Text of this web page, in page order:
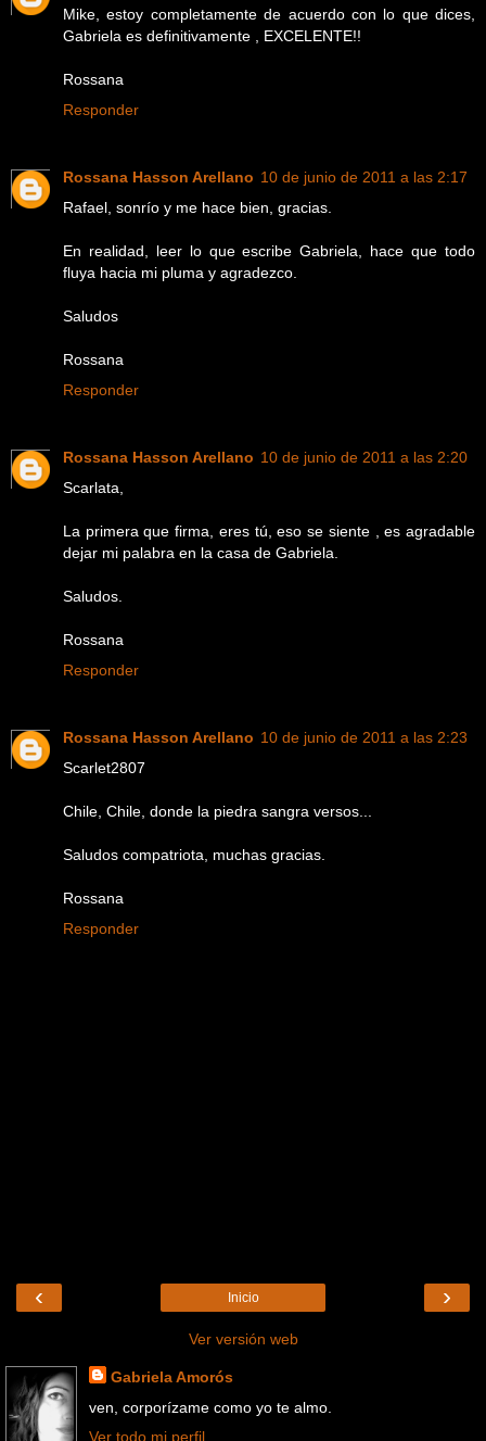
Mike, estoy completamente de acuerdo con lo que dices,
Gabriela es definitivamente , EXCELENTE!!
Rossana
Responder
Rossana Hasson Arellano 10 de junio de 2011 a las 2:17
Rafael, sonrío y me hace bien, gracias.
En realidad, leer lo que escribe Gabriela, hace que todo
fluya hacia mi pluma y agradezco.
Saludos
Rossana
Responder
Rossana Hasson Arellano 10 de junio de 2011 a las 2:20
Scarlata,
La primera que firma, eres tú, eso se siente , es agradable
dejar mi palabra en la casa de Gabriela.
Saludos.
Rossana
Responder
Rossana Hasson Arellano 10 de junio de 2011 a las 2:23
Scarlet2807
Chile, Chile, donde la piedra sangra versos...
Saludos compatriota, muchas gracias.
Rossana
Responder
‹ ›
Inicio
Ver versión web
Gabriela Amorós
ven, corporízame como yo te almo.
Ver todo mi perfil